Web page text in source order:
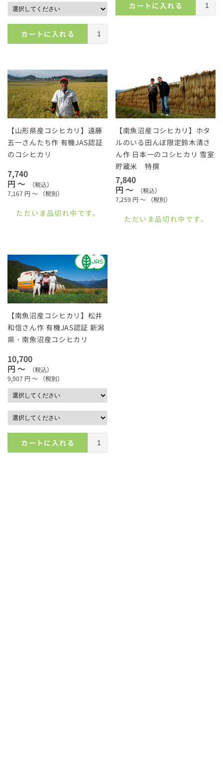
カートに入れる
カートに入れる
【山形県産コシヒカリ】遠藤
五一さんたち作 有機JAS認証
のコシヒカリ
7,740
円 ～
（税込）
7,167 円 ～ （税別）
ただいま品切れ中です。
【南魚沼産コシヒカリ】ホタ
ルのいる田んぼ限定鈴木清さ
ん作 日本一のコシヒカリ 雪室
貯蔵米 特撰
7,840
円 ～
（税込）
7,259 円 ～ （税別）
ただいま品切れ中です。
【南魚沼産コシヒカリ】松井
和信さん作 有機JAS認証 新潟
県・南魚沼産コシヒカリ
10,700
円 ～
（税込）
9,907 円 ～ （税別）
カートに入れる